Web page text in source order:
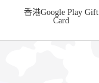
香港Google Play Gift
Card